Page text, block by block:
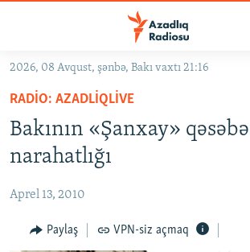
Əsas
qayıt
Əsas
naviqasiyaya
qayıt
Axtarışa
keç
GÜNDƏM
#İZAHLA
KORRUPSIOMETR
FƏRQƏ BAX
QANUNI DOĞRU
2026, 08 Avqust, şənbə, Bakı vaxtı 21:16
RADIO: AZADLIQLIVE
Bakının «Şanxay»
narahatlığı
Aprel 13, 2010
Paylaş VPN-siz açmaq